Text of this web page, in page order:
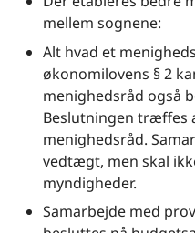
mellem sognene:
Alt hvad et
økonomilovens § 2
menighedsråd også
Beslutningen træffes
menighedsråd.
vedtægt, men skal
myndigheder.
Samarbejde med